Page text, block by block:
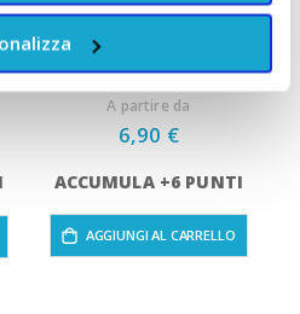
biologico Grunspecht
A partire da
6,90 €
ACCUMULA +6 PUNTI
AGGIUNGI AL CARRELLO